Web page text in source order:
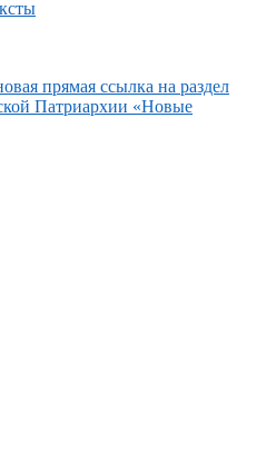
прямая ссылка на раздел
Патриархии «Новые